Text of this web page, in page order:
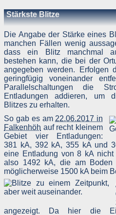
Stärkste Blitze
Die Angabe der Stärke eines
manchen Fällen wenig
dass ein Blitz manchmal
bestehen kann, die bei der
angegeben werden. Erfolgen
geringfügig voneinander
Parallelschaltungen die
Entladungen addieren, um
Blitzes zu erhalten.
So gab es am 22.06.2017 in
Falkenhöh auf recht kleinem
Gebiet vier Entladungen:
381 kA, 392 kA, 355 kA und
eine Entladung von 8 kA
also 1492 kA, die am Boden
möglicherweise 1500 kA beim
angezeigt. Da hier die